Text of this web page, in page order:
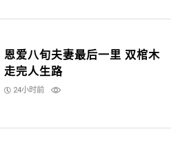
恩爱八旬夫妻最后一里 双棺木
走完人生路
24小时前